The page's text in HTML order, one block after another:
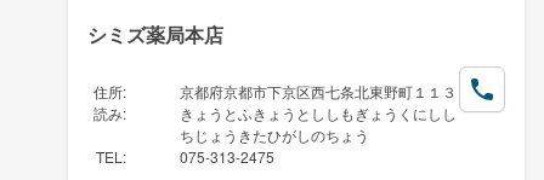
シミズ薬局本店
住所:
京都府京都市下京区西七条北東野町１１３
読み:
きょうとふきょうとししもぎょうくにしし
ちじょうきたひがしのちょう
TEL : 075-313-2475